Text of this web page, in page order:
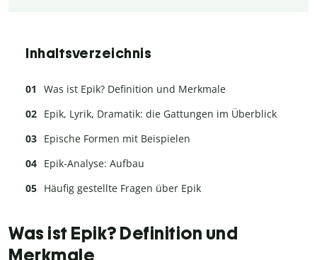
Inhaltsverzeichnis
Was ist Epik? Definition und Merkmale
Epik, Lyrik, Dramatik: die Gattungen im Überblick
Epische Formen mit Beispielen
Epik-Analyse: Aufbau
Häufig gestellte Fragen über Epik
Was ist Epik? Definition und
Merkmale